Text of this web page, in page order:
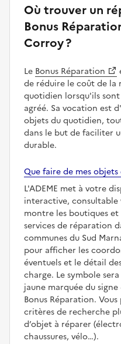
Où trouver un
Bonus
Corroy ?
Le Bonus Réparation
de réduire le coût de
quotidien lorsqu'ils
agréé. Sa vocation est
objets du quotidien,
dans le but de faciliter
durable.
Que faire de mes objets
L'ADEME met à votre
interactive, consultable
montre les boutiques
services de réparation
communes du Sud
pour afficher les
éventuels et le détail
charge. Le symbole
jaune marquée du signe
Bonus Réparation.
critères de recherche
d’objet à réparer
chaussures, vélo…).